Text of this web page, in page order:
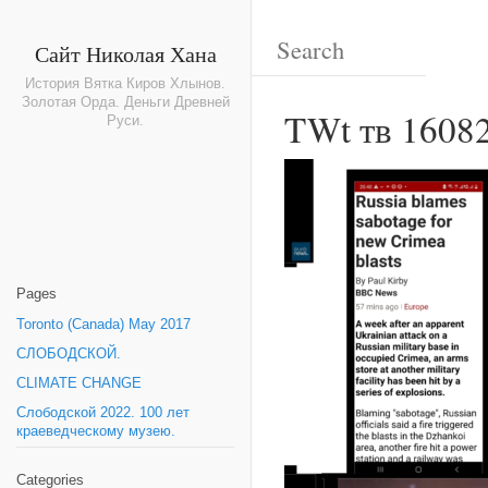
Сайт Николая Хана
История Вятка Киров Хлынов.
Золотая Орда. Деньги Древней
Руси.
Pages
Toronto (Canada) May 2017
СЛОБОДСКОЙ.
CLIMATE CHANGE
Слободской 2022. 100 лет
краеведческому музею.
Categories
TWt тв